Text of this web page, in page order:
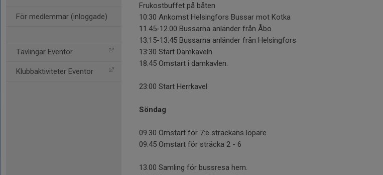
För medlemmar (inloggade)
Tävlingar Eventor
Klubbaktiviteter Eventor
Frukostbuffet på båten
10:30 Ankomst Helsingfors Bussar mot Kotka
11.45-12.00 Bussarna anländer från Åbo
13.15-13.45 Bussarna anländer från Helsingfors
13:30 Start Damkaveln
18.45 Omstart i damkavlen.
23:00 Start Herrkavel
Söndag
09.30 Omstart för 7:e sträckans löpare
09.45 Omstart för sträcka 2 - 6
13.00 Samling för bussresa hem.